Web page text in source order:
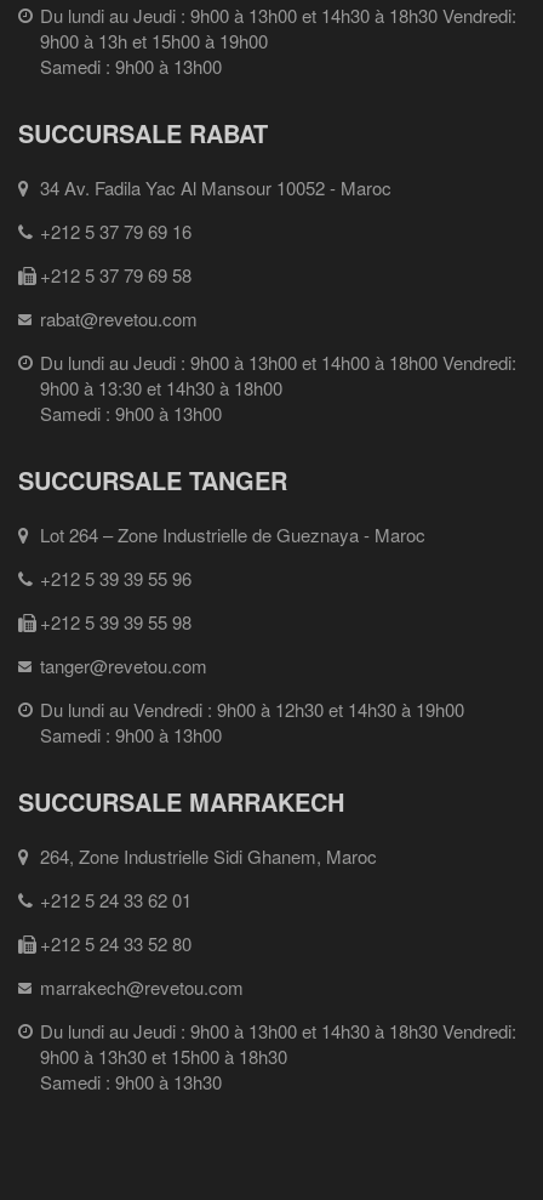
Du lundi au Jeudi : 9h00 à 13h00 et 14h30 à 18h30 Vendredi:
9h00 à 13h et 15h00 à 19h00
Samedi : 9h00 à 13h00
SUCCURSALE RABAT
34 Av. Fadila Yac Al Mansour 10052 - Maroc
+212 5 37 79 69 16
+212 5 37 79 69 58
rabat@revetou.com
Du lundi au Jeudi : 9h00 à 13h00 et 14h00 à 18h00 Vendredi:
9h00 à 13:30 et 14h30 à 18h00
Samedi : 9h00 à 13h00
SUCCURSALE TANGER
Lot 264 – Zone Industrielle de Gueznaya - Maroc
+212 5 39 39 55 96
+212 5 39 39 55 98
tanger@revetou.com
Du lundi au Vendredi : 9h00 à 12h30 et 14h30 à 19h00
Samedi : 9h00 à 13h00
SUCCURSALE MARRAKECH
264, Zone Industrielle Sidi Ghanem, Maroc
+212 5 24 33 62 01
+212 5 24 33 52 80
marrakech@revetou.com
Du lundi au Jeudi : 9h00 à 13h00 et 14h30 à 18h30 Vendredi:
9h00 à 13h30 et 15h00 à 18h30
Samedi : 9h00 à 13h30